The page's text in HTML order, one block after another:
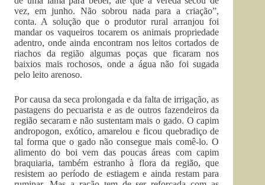
vez, em junho. Não sobrou nada para a criação”,
conta. A solução que o produtor rural arranjou foi
mandar os vaqueiros tocarem os animais propriedade
adentro, onde ainda encontram nos leitos cortados de
riachos da região algumas poças que ficaram nos
baixios mais rochosos, onde a água não foi sugada
pelo leito arenoso.
Por causa da seca prolongada e da falta de irrigação, as
pastagens do pecuarista e as de outros fazendeiros da
região secaram e não sustentam mais o gado. O capim
andropogon, exótico, amarelou e ficou quebradiço de
tal forma que o gado não consegue mais comê-lo. O
alimento do boi vem das poucas áreas com capim
braquiaria, também estranho à flora da região, que
resistem ao período de estiagem e ainda restam para